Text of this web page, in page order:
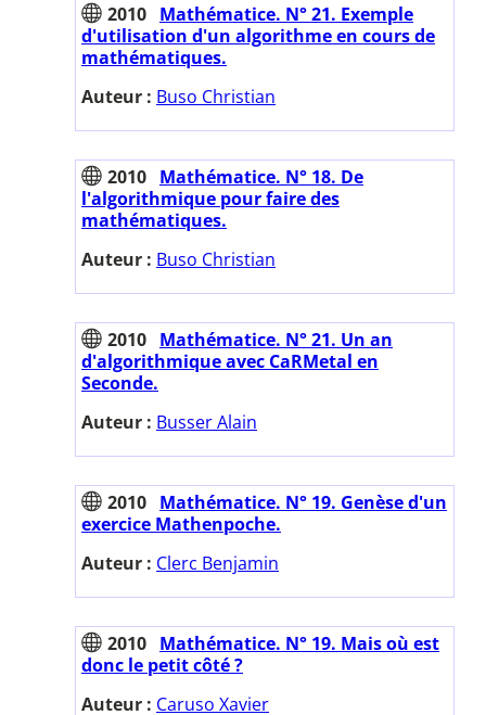
2010 Mathématice. N° 21. Exemple
d'utilisation d'un algorithme en cours de
mathématiques.
Auteur : Buso Christian
2010 Mathématice. N° 18. De
l'algorithmique pour faire des
mathématiques.
Auteur : Buso Christian
2010 Mathématice. N° 21. Un an
d'algorithmique avec CaRMetal en
Seconde.
Auteur : Busser Alain
2010 Mathématice. N° 19. Genèse d'un
exercice Mathenpoche.
Auteur : Clerc Benjamin
2010 Mathématice. N° 19. Mais où est
donc le petit côté ?
Auteur : Caruso Xavier